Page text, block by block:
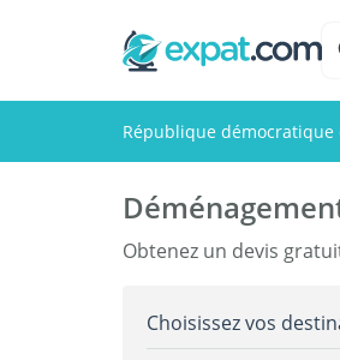
République démocratique
Obtenez un devis
Choisissez vos